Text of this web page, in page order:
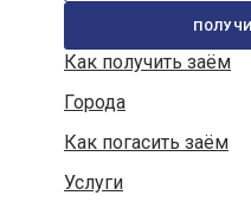
Как получить заём
Города
Как погасить заём
Услуги